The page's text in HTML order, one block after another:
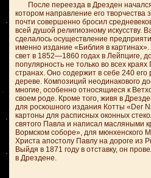
После переезда в Дрезден начался
котором направление его творчества
почти совершенно бросил
всей душой религиозному искусству.
сделалось осуществление
именно издание «Библия в
свет в 1852—1860 годах в Лейпциге,
популярность не только во всех
странах. Оно содержит в себе 240 его
дереве. Композиций неодинакового
многие, особенно относящиеся к
своем роде. Кроме того, живя в
для роскошного издания Котты «Der
картоны для расписных оконных
святого Павла и написал масляными
Вормском соборе», для мюнхенского
Христа апостолу Павлу на дороге из
Выйдя в 1871 году в отставку, он
в Дрездене.